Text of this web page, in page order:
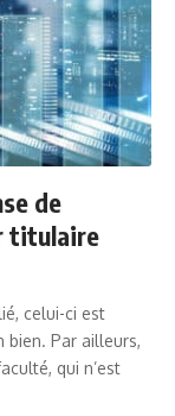
de
titulaire
celui-ci est
bien. Par ailleurs,
qui n’est